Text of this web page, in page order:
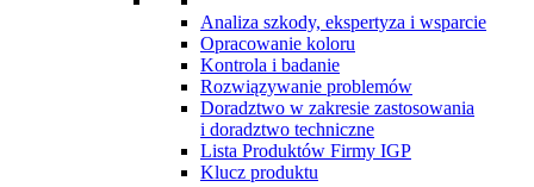
Analiza szkody, ekspertyza i wsparcie
Opracowanie koloru
Kontrola i badanie
Rozwiązywanie problemów
Doradztwo w zakresie zastosowania
i doradztwo techniczne
Lista Produktów Firmy IGP
Klucz produktu